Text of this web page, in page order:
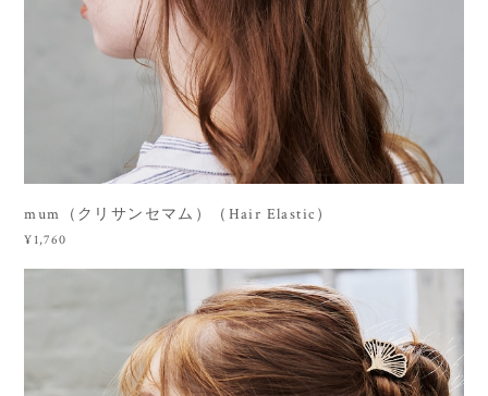
mum（クリサンセマム）（Hair Elastic）
¥1,760